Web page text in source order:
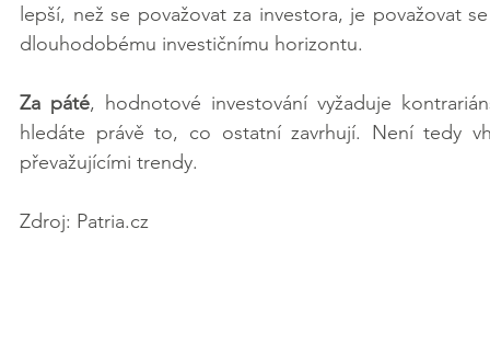
lepší, než se považovat za investora, je považovat
dlouhodobému investičnímu horizontu.
Za páté, hodnotové investování vyžaduje
hledáte právě to, co ostatní zavrhují. Není tedy
převažujícími trendy.
Zdroj: Patria.cz